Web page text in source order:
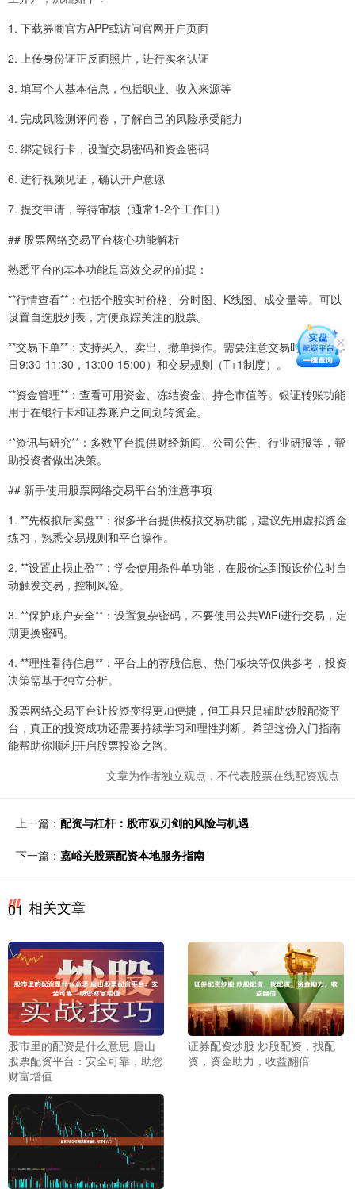
1. 下载券商官方APP或访问官网开户页面
2. 上传身份证正反面照片，进行实名认证
3. 填写个人基本信息，包括职业、收入来源等
4. 完成风险测评问卷，了解自己的风险承受能力
5. 绑定银行卡，设置交易密码和资金密码
6. 进行视频见证，确认开户意愿
7. 提交申请，等待审核（通常1-2个工作日）
## 股票网络交易平台核心功能解析
熟悉平台的基本功能是高效交易的前提：
**行情查看**：包括个股实时价格、分时图、K线图、成交量等。可以
设置自选股列表，方便跟踪关注的股票。
**交易下单**：支持买入、卖出、撤单操作。需要注意交易时间（工作
日9:30-11:30，13:00-15:00）和交易规则（T+1制度）。
**资金管理**：查看可用资金、冻结资金、持仓市值等。银证转账功能
用于在银行卡和证券账户之间划转资金。
**资讯与研究**：多数平台提供财经新闻、公司公告、行业研报等，帮
助投资者做出决策。
## 新手使用股票网络交易平台的注意事项
1. **先模拟后实盘**：很多平台提供模拟交易功能，建议先用虚拟资金
练习，熟悉交易规则和平台操作。
2. **设置止损止盈**：学会使用条件单功能，在股价达到预设价位时自
动触发交易，控制风险。
3. **保护账户安全**：设置复杂密码，不要使用公共WiFi进行交易，定
期更换密码。
4. **理性看待信息**：平台上的荐股信息、热门板块等仅供参考，投资
决策需基于独立分析。
股票网络交易平台让投资变得更加便捷，但工具只是辅助炒股配资平
台，真正的投资成功还需要持续学习和理性判断。希望这份入门指南
能帮助你顺利开启股票投资之路。
文章为作者独立观点，不代表股票在线配资观点
上一篇： 配资与杠杆：股市双刃剑的风险与机遇
下一篇： 嘉峪关股票配资本地服务指南
01 相关文章
股市里的配资是什么意思 唐山
股票配资平台：安全可靠，助您
财富增值
证券配资炒股 炒股配资，找配
资，资金助力，收益翻倍